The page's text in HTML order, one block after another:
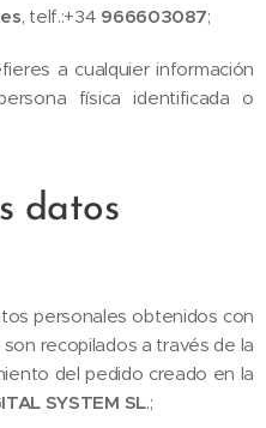
, telf.:+34 966603087;
a cualquier información
física identificada o
datos
personales obtenidos con
recopilados a través de la
del pedido creado en la
SYSTEM SL.;